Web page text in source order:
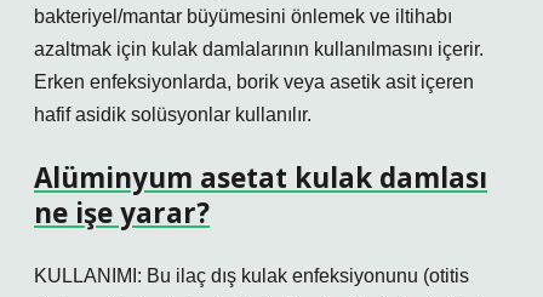
bakteriyel/mantar büyümesini önlemek ve iltihabı
azaltmak için kulak damlalarının kullanılmasını içerir.
Erken enfeksiyonlarda, borik veya asetik asit içeren
hafif asidik solüsyonlar kullanılır.
Alüminyum asetat kulak damlası
ne işe yarar?
KULLANIMI: Bu ilaç dış kulak enfeksiyonunu (otitis